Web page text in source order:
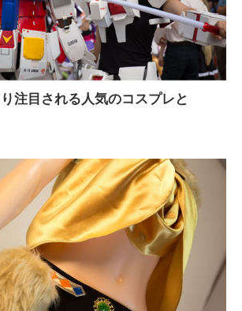
注目される人気のコスプレと